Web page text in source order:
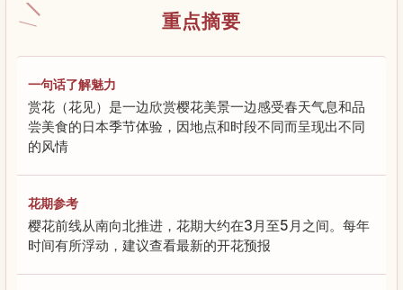
重点摘要
一句话了解魅力
赏花（花见）是一边欣赏樱花美景一边感受春天气息和品
尝美食的日本季节体验，因地点和时段不同而呈现出不同
的风情
花期参考
樱花前线从南向北推进，花期大约在3月至5月之间。每年
时间有所浮动，建议查看最新的开花预报